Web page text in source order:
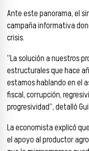
Ante este panorama, el
campaña informativa
crisis.
“La solución a nuestros
estructurales que hace
estamos hablando en el
fiscal, corrupción,
progresividad”, detalló
La economista explicó
el apoyo al productor